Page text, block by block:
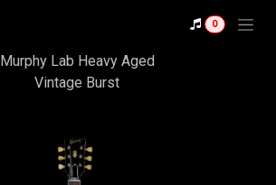
0
Murphy Lab Heavy Aged
Vintage Burst